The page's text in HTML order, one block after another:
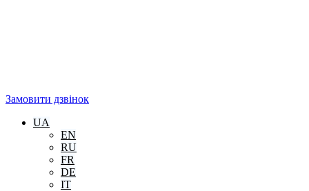
Замовити дзвінок
UA
EN
RU
FR
DE
IT